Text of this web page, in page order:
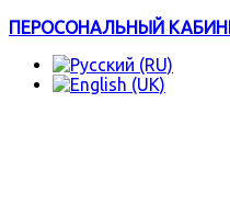
ПЕРОСОНАЛЬНЫЙ